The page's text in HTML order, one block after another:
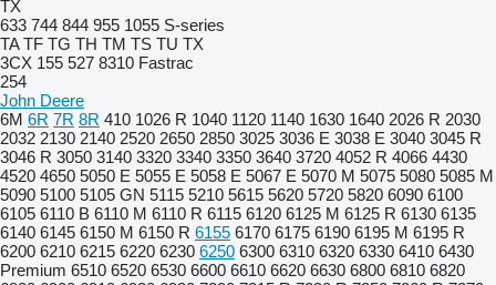
TX
633 744 844 955 1055 S-series
TA TF TG TH TM TS TU TX
3CX 155 527 8310 Fastrac
254
John Deere
6M 6R 7R 8R 410 1026 R 1040 1120 1140 1630 1640 2026 R 2030
2032 2130 2140 2520 2650 2850 3025 3036 E 3038 E 3040 3045 R
3046 R 3050 3140 3320 3340 3350 3640 3720 4052 R 4066 4430
4520 4650 5050 E 5055 E 5058 E 5067 E 5070 M 5075 5080 5085 M
5090 5100 5105 GN 5115 5210 5615 5620 5720 5820 6090 6100
6105 6110 B 6110 M 6110 R 6115 6120 6125 M 6125 R 6130 6135
6140 6145 6150 M 6150 R 6155 6170 6175 6190 6195 M 6195 R
6200 6210 6215 6220 6230 6250 6300 6310 6320 6330 6410 6430
Premium 6510 6520 6530 6600 6610 6620 6630 6800 6810 6820